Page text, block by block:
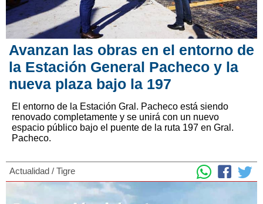
Avanzan las obras en el entorno de
la Estación General Pacheco y la
nueva plaza bajo la 197
El entorno de la Estación Gral. Pacheco está siendo
renovado completamente y se unirá con un nuevo
espacio público bajo el puente de la ruta 197 en Gral.
Pacheco.
Actualidad / Tigre